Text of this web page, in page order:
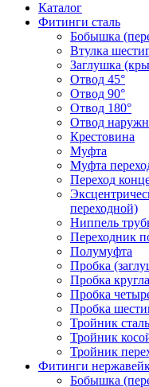
Каталог
Фитинги сталь
Бобышка
Втулка
Заглушка
Отвод 45°
Отвод 90°
Отвод 180°
Отвод
Крестовина
Муфта
Муфта
Переход
переходной)
Ниппель
Переходник
Полумуфта
Пробка
Пробка
Пробка
Пробка
Тройник
Тройник
Тройник
Фитинги
Бобышка